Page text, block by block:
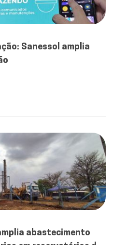
Sanessol amplia
abastecimento